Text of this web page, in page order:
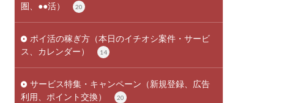
圏、●●活）
20
ポイ活の稼ぎ方（本日のイチオシ案件・サービ
ス、カレンダー）
14
サービス特集・キャンペーン（新規登録、広告
利用、ポイント交換）
20